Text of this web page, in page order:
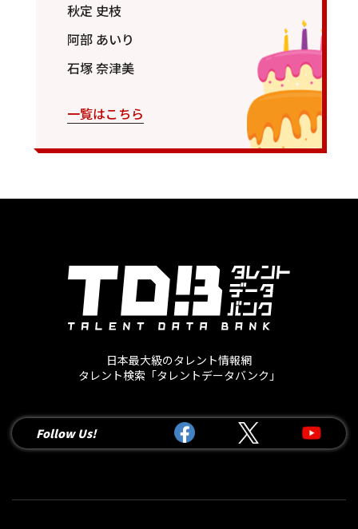
秋定 史枝
阿部 あいり
石塚 奈津美
一覧はこちら
日本最大級のタレント情報網
タレント検索「タレントデータバンク」
Follow Us!